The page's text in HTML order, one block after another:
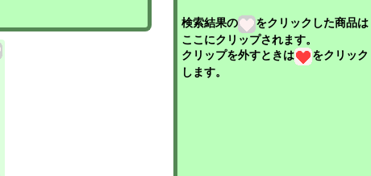
検索結果の
をクリックした商品は
ここにクリップされます。
クリップを外すときは
をクリック
します。